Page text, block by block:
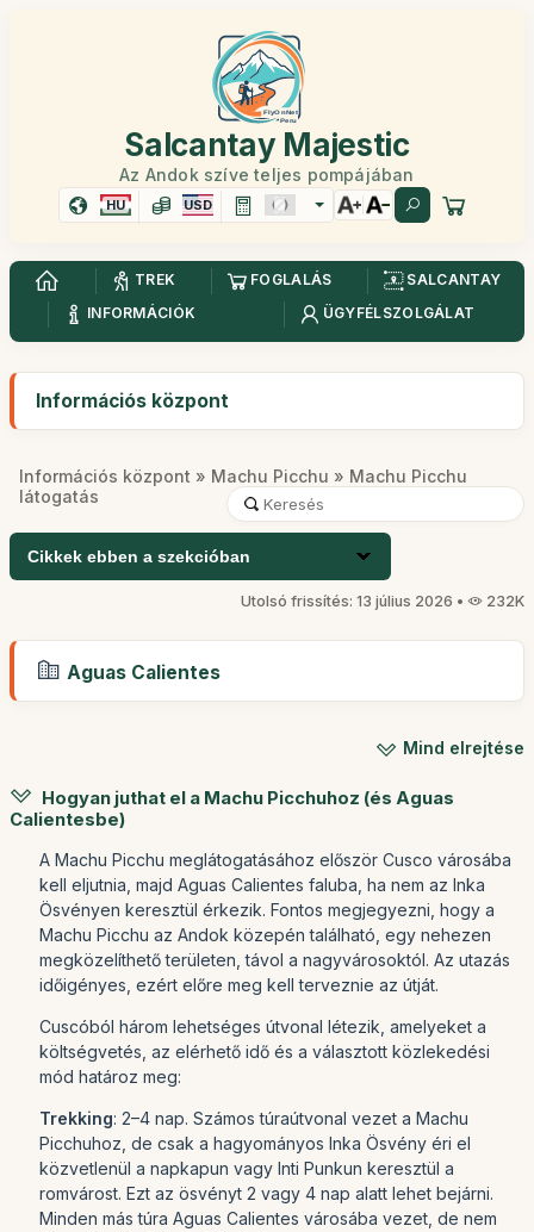
Salcantay Majestic
Az Andok szíve teljes pompájában
HU USD
TREK FOGLALÁS
SALCANTAY
INFORMÁCIÓK
ÜGYFÉLSZOLGÁLAT
Információs központ
Információs központ » Machu Picchu » Machu Picchu
látogatás
Cikkek ebben a szekcióban
Utolsó frissítés: 13 július 2026 • 232K
Aguas Calientes
Mind elrejtése
Hogyan juthat el a Machu Picchuhoz (és Aguas
Calientesbe)
A Machu Picchu meglátogatásához először Cusco városába
kell eljutnia, majd Aguas Calientes faluba, ha nem az Inka
Ösvényen keresztül érkezik. Fontos megjegyezni, hogy a
Machu Picchu az Andok közepén található, egy nehezen
megközelíthető területen, távol a nagyvárosoktól. Az utazás
időigényes, ezért előre meg kell terveznie az útját.
Cuscóból három lehetséges útvonal létezik, amelyeket a
költségvetés, az elérhető idő és a választott közlekedési
mód határoz meg:
Trekking: 2–4 nap. Számos túraútvonal vezet a Machu
Picchuhoz, de csak a hagyományos Inka Ösvény éri el
közvetlenül a napkapun vagy Inti Punkun keresztül a
romvárost. Ezt az ösvényt 2 vagy 4 nap alatt lehet bejárni.
Minden más túra Aguas Calientes városába vezet, de nem